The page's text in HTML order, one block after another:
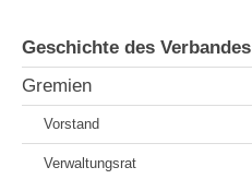
Geschichte des Verbandes
Gremien
Vorstand
Verwaltungsrat